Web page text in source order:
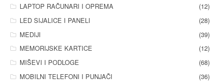
LAPTOP RAČUNARI I OPREMA
(12)
LED SIJALICE I PANELI
(28)
MEDIJI
(39)
MEMORIJSKE KARTICE
(12)
MIŠEVI I PODLOGE
(68)
MOBILNI TELEFONI I PUNJAČI
(36)